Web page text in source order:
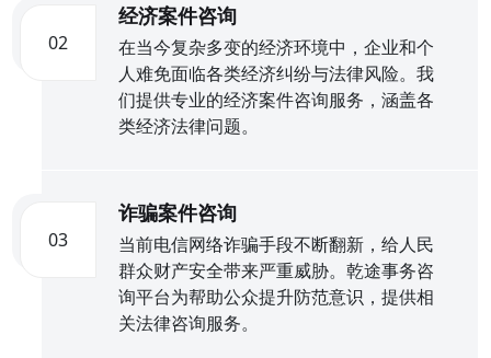
02
经济案件咨询
在当今复杂多变的经济环境中，企业和个
人难免面临各类经济纠纷与法律风险。我
们提供专业的经济案件咨询服务，涵盖各
类经济法律问题。
03
诈骗案件咨询
当前电信网络诈骗手段不断翻新，给人民
群众财产安全带来严重威胁。乾途事务咨
询平台为帮助公众提升防范意识，提供相
关法律咨询服务。